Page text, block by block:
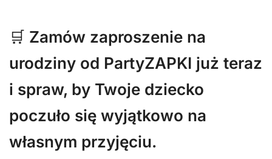
🛒 Zamów zaproszenie na
urodziny od PartyZAPKI już teraz
i spraw, by Twoje dziecko
poczuło się wyjątkowo na
własnym przyjęciu.